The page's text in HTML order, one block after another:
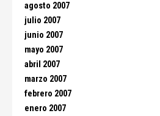
agosto 2007
julio 2007
junio 2007
mayo 2007
abril 2007
marzo 2007
febrero 2007
enero 2007